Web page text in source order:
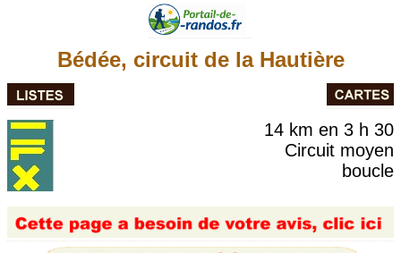
Bédée, circuit de la Hautière
14 km en 3 h 30
Circuit moyen
boucle